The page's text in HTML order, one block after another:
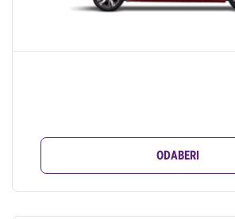
ODABERI